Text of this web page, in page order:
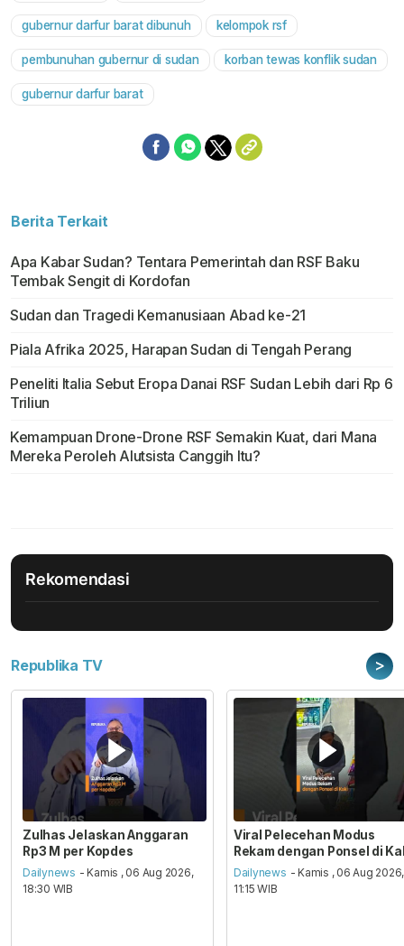
gubernur darfur barat dibunuh kelompok rsf
pembunuhan gubernur di sudan korban tewas konflik sudan
gubernur darfur barat
Berita Terkait
Apa Kabar Sudan? Tentara Pemerintah dan RSF Baku
Tembak Sengit di Kordofan
Sudan dan Tragedi Kemanusiaan Abad ke-21
Piala Afrika 2025, Harapan Sudan di Tengah Perang
Peneliti Italia Sebut Eropa Danai RSF Sudan Lebih dari Rp 6
Triliun
Kemampuan Drone-Drone RSF Semakin Kuat, dari Mana
Mereka Peroleh Alutsista Canggih Itu?
Rekomendasi
Republika TV >
Zulhas Jelaskan Anggaran
Rp3 M per Kopdes
Dailynews - Kamis , 06 Aug 2026,
18:30 WIB
Viral Pelecehan Modus
Rekam dengan Ponsel di
Dailynews - Kamis , 06 Aug 2026,
11:15 WIB